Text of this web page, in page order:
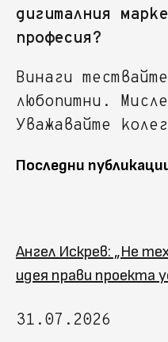
дигиталния
професия?
Винаги
любопитни.
Уважавайте
Последни
Ангел Искрев: „Не
идея прави проекта
31.07.2026